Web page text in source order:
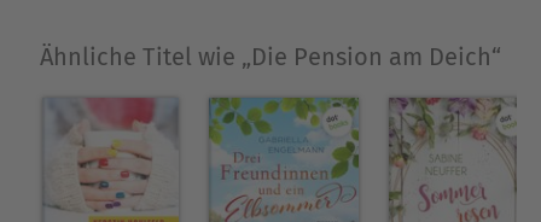
Ähnliche Titel wie „Die Pension am Deich“